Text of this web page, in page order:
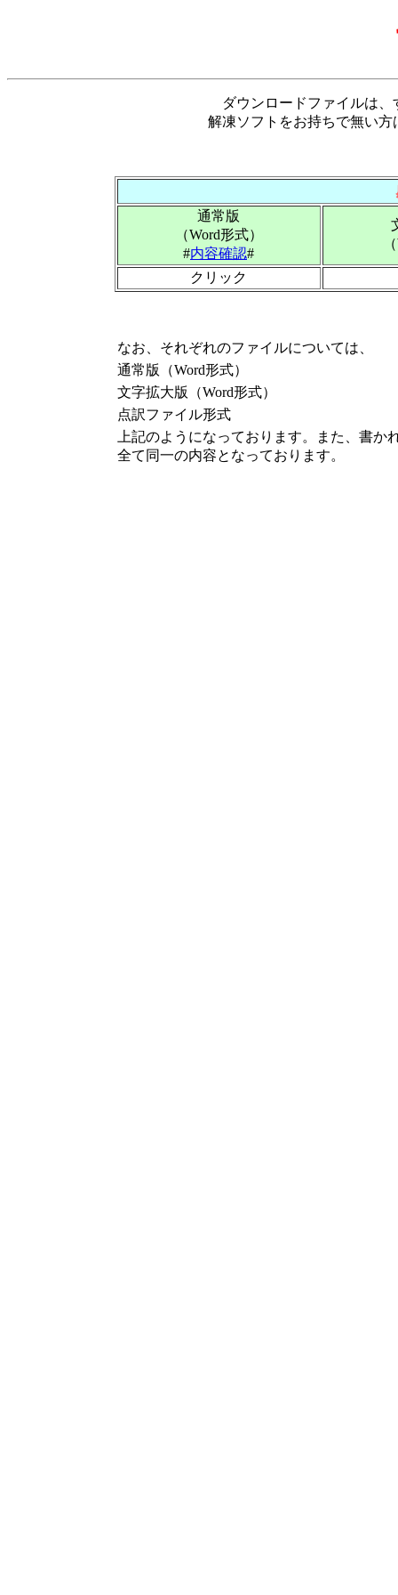
ダウンロードファイルは
解凍ソフトをお持ちで無い方
通常版
（Word形式）
#内容確認#
クリック
なお、それぞれのファイルについては、
通常版（Word形式）
文字拡大版（Word形式）
点訳ファイル形式
上記のようになっております。また、書か
全て同一の内容となっております。